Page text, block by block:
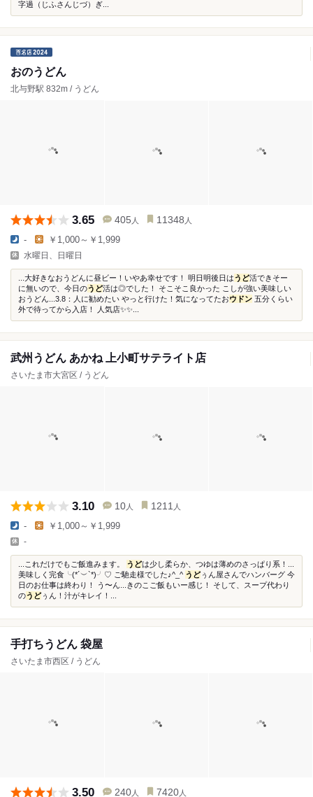
字過（じふさんじづ）ぎ...
おのうどん
北与野駅 832m / うどん
3.65 405 人 11348 人
- ￥1,000～￥1,999
水曜日、日曜日
...大好きなおうどんに昼ビー！いやあ幸せです！ 明日明後日はうど活できそー
に無いので、今日のうど活は◎でした！ そこそこ良かった こしが強い美味しい
おうどん...3.8：人に勧めたい やっと行けた！気になってたおウドン 五分くらい
外で待ってから入店！ 人気店✨✨...
武州うどん あかね 上小町サテライト店
さいたま市大宮区 / うどん
3.10 10 人 1211 人
- ￥1,000～￥1,999
-
...これだけでもご飯進みます。 うどは少し柔らか、つゆは薄めのさっぱり系！...
美味しく完食╰(*´︶`*)╯♡ ご馳走様でした♪^_^ うどぅん屋さんでハンバーグ 今
日のお仕事は終わり！ う〜ん...きのこご飯もいー感じ！ そして、スープ代わり
のうどぅん！汁がキレイ！...
手打ちうどん 袋屋
さいたま市西区 / うどん
3.50 240 人 7420 人